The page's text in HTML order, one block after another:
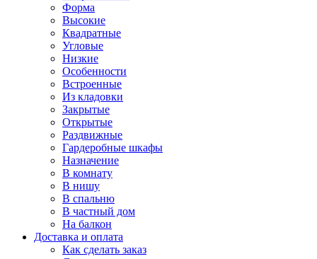
Форма
Высокие
Квадратные
Угловые
Низкие
Особенности
Встроенные
Из кладовки
Закрытые
Открытые
Раздвижные
Гардеробные шкафы
Назначение
В комнату
В нишу
В спальню
В частный дом
На балкон
Доставка и оплата
Как сделать заказ